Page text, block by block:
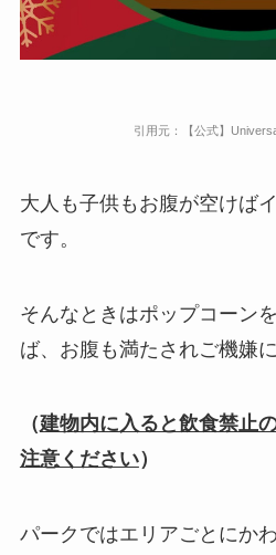
引用元：【公式】
大人も子供もお腹が空けば
です。
そんなときはポップコーン
ば、お腹も満たされご機嫌
（建物内に入ると飲食禁止
注意ください）
パークではエリアごとにか